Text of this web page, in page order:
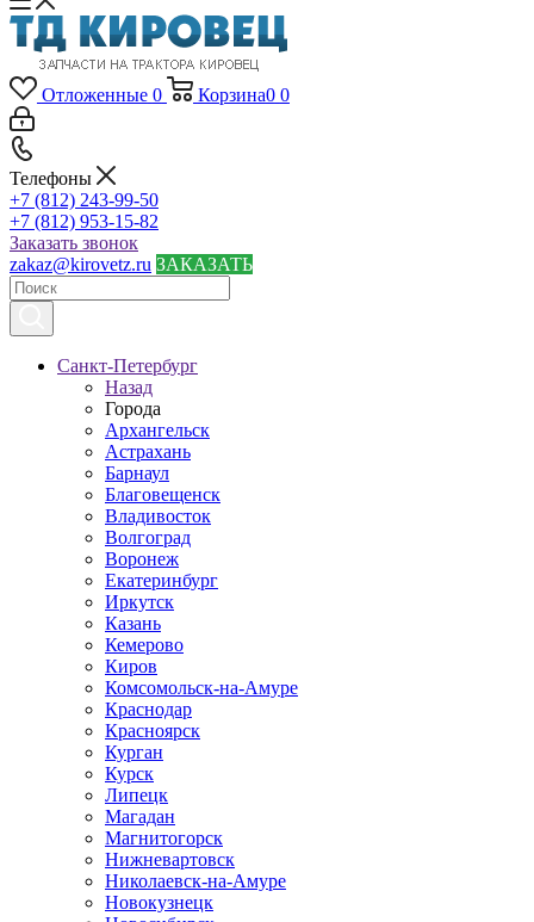
Отложенные 0 Корзина0 0
Телефоны
+7 (812) 243-99-50
+7 (812) 953-15-82
Заказать звонок
zakaz@kirovetz.ru ЗАКАЗАТЬ
Санкт-Петербург
Назад
Города
Архангельск
Астрахань
Барнаул
Благовещенск
Владивосток
Волгоград
Воронеж
Екатеринбург
Иркутск
Казань
Кемерово
Киров
Комсомольск-на-Амуре
Краснодар
Красноярск
Курган
Курск
Липецк
Магадан
Магнитогорск
Нижневартовск
Николаевск-на-Амуре
Новокузнецк